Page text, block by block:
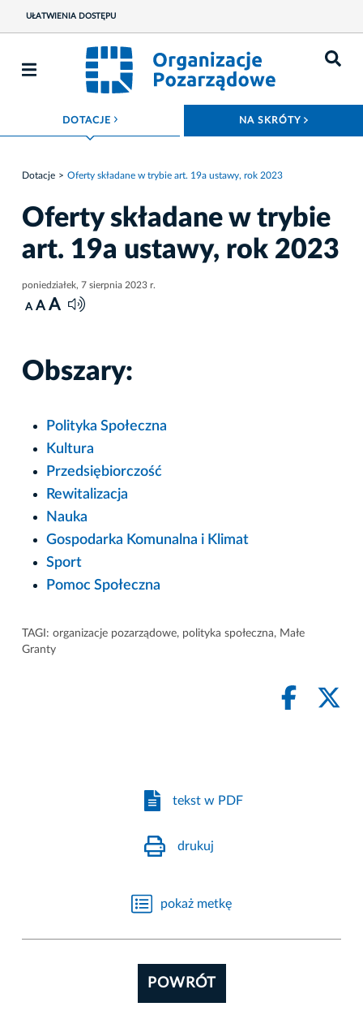
UŁATWIENIA DOSTĘPU
DOTACJE ROZWIŃ MENU NA SKRÓTY
Dotacje Oferty składane w trybie art. 19a ustawy, rok 2023
Oferty składane w trybie
art. 19a ustawy, rok 2023
poniedziałek, 7 sierpnia 2023 r.
A A A
Obszary:
Polityka Społeczna
Kultura
Przedsiębiorczość
Rewitalizacja
Nauka
Gospodarka Komunalna i Klimat
Sport
Pomoc Społeczna
TAGI: organizacje pozarządowe, polityka społeczna, Małe
Granty
tekst w PDF
drukuj
pokaż metkę
POWRÓT